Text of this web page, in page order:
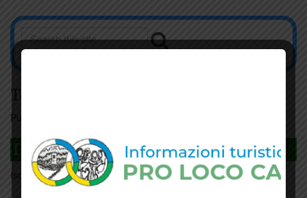
Tesseramento
Puoi tesserarti online
DAGLI L'ANDA
Iscrivitiqui